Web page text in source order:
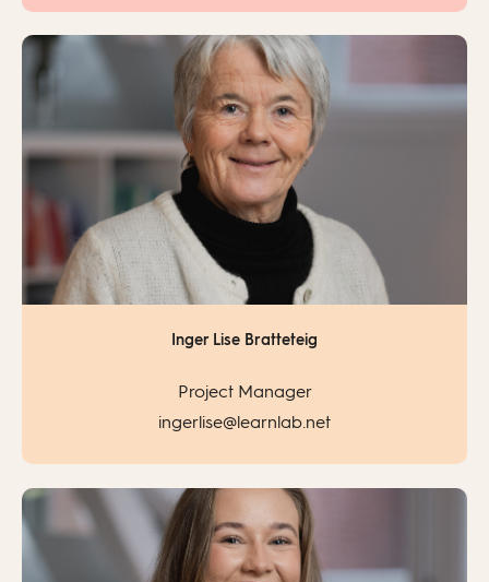
Inger Lise Bratteteig
Project Manager
ingerlise@learnlab.net